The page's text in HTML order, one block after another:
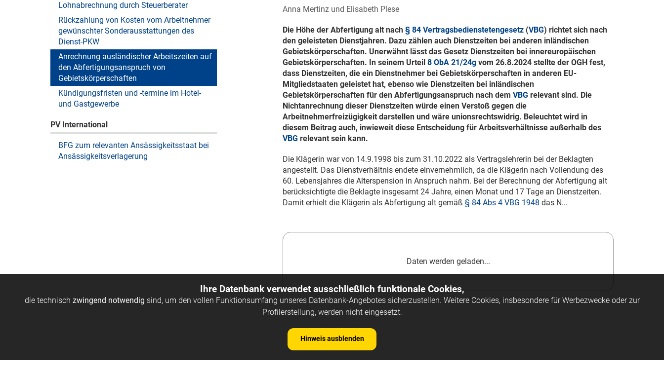
Lohnabrechnung durch Steuerberater
Rückzahlung von Kosten vom Arbeitnehmer
gewünschter Sonderausstattungen des
Dienst-PKW
Anrechnung ausländischer Arbeitszeiten auf
den Abfertigungsanspruch von
Gebietskörperschaften
Kündigungsfristen und -termine im Hotel-
und Gastgewerbe
PV International
BFG zum relevanten Ansässigkeitsstaat bei
Ansässigkeitsverlagerung
Anna Mertinz und Elisabeth Plese
Die Höhe der Abfertigung alt nach § 84 Vertragsbedienstetengesetz (VBG) richtet sich nach
den geleisteten Dienstjahren. Dazu zählen auch Dienstzeiten bei anderen inländischen
Gebietskörperschaften. Unerwähnt lässt das Gesetz Dienstzeiten bei innereuropäischen
Gebietskörperschaften. In seinem Urteil 8 ObA 21/24g vom 26.8.2024 stellte der OGH fest,
dass Dienstzeiten, die ein Dienstnehmer bei Gebietskörperschaften in anderen EU-
Mitgliedstaaten geleistet hat, ebenso wie Dienstzeiten bei inländischen
Gebietskörperschaften für den Abfertigungsanspruch nach dem VBG relevant sind. Die
Nichtanrechnung dieser Dienstzeiten würde einen Verstoß gegen die
Arbeitnehmerfreizügigkeit darstellen und wäre unionsrechtswidrig. Beleuchtet wird in
diesem Beitrag auch, inwieweit diese Entscheidung für Arbeitsverhältnisse außerhalb des
VBG relevant sein kann.
Die Klägerin war von 14.9.1998 bis zum 31.10.2022 als Vertragslehrerin bei der Beklagten
angestellt. Das Dienstverhältnis endete einvernehmlich, da die Klägerin nach Vollendung des
60. Lebensjahres die Alterspension in Anspruch nahm. Bei der Berechnung der Abfertigung alt
berücksichtigte die Beklagte insgesamt 24 Jahre, einen Monat und 17 Tage an Dienstzeiten.
Damit erhielt die Klägerin als Abfertigung alt gemäß § 84 Abs 4 VBG 1948 das N...
Daten werden geladen...
Ihre Datenbank verwendet ausschließlich funktionale Cookies,
die technisch zwingend notwendig sind, um den vollen Funktionsumfang unseres Datenbank-Angebotes sicherzustellen. Weitere Cookies, insbesondere für Werbezwecke oder zur
Profilerstellung, werden nicht eingesetzt.
Hinweis ausblenden